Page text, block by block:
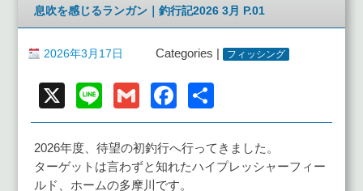
息吹を感じるランガン｜釣行記2026 3月 P.01
2026年3月17日 Categories | フィッシング
X Line GmailFacebook
有
2026年度、待望の初釣行へ行ってきました。
ターゲットは言わずと知れたハイプレッシャーフィー
ルド、ホームの多摩川です。